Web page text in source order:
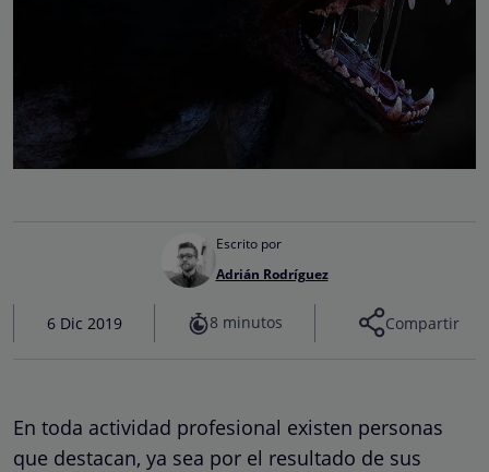
Escrito por
Adrián Rodríguez
6 Dic 2019 8 minutos Compartir
En toda actividad profesional existen personas
que destacan, ya sea por el resultado de sus